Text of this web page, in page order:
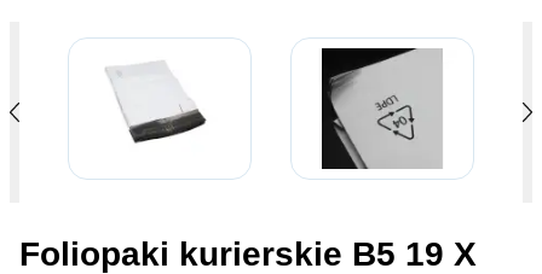
Foliopaki kurierskie B5 19 X